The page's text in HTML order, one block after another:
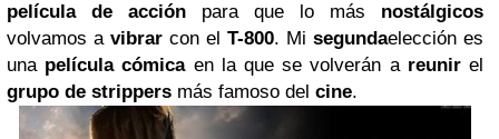
película de acción para que lo más nostálgicos
volvamos avibrar con el T-800. Mi segundaelección es
una película cómicaen la que se volverán a reunirel
grupo de strippers más famoso del cine.